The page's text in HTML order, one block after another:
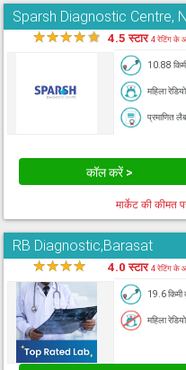
Sparsh Diagnostic Centre,
★★★★★ 4.5 स्टार4 रेटिंग के
10.88
महिला
प्रमाणित लैब
कॉल करें >
मार्केट की कीमत
RB Diagnostic,Barasat
★★★★ 4.0 स्टार4 रेटिंग के
19.6 किमी
महिला